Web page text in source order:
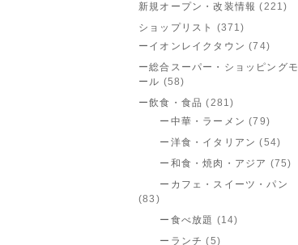
新規オープン・改装情報 (221)
ショップリスト
(371)
ーイオンレイクタウン (74)
ー総合スーパー・ショッピングモ
ール (58)
ー飲食・食品 (281)
ー中華・ラーメン (79)
ー洋食・イタリアン (54)
ー和食・焼肉・アジア (75)
ーカフェ・スイーツ・パン
(83)
ー食べ放題 (14)
ーランチ (5)